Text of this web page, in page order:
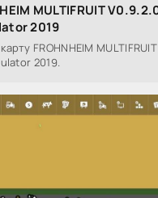
MULTIFRUIT
2019
FROHNHEIM
2019.